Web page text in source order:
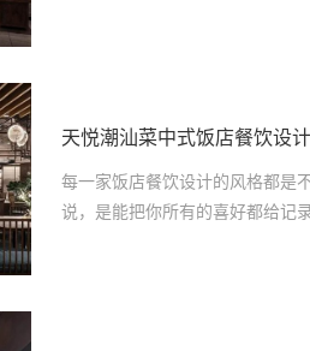
天悦潮汕菜中式饭店餐饮设计
每一家饭店餐饮设计的风格都是
说，是能把你所有的喜好都给记